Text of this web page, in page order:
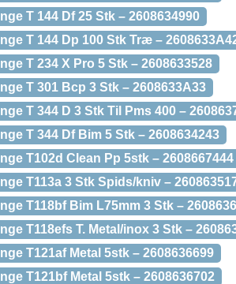
T 144 Df 25 Stk – 2608634990
T 144 Dp 100 Stk Træ –
T 234 X Pro 5 Stk – 2608633528
T 301 Bcp 3 Stk – 2608633A33
T 344 D 3 Stk Til Pms 400 –
T 344 Df Bim 5 Stk – 2608634243
T102d Clean Pp 5stk – 2608667444
T113a 3 Stk Spids/kniv –
T118bf Bim L75mm 3 Stk –
T118efs T. Metal/inox 3 Stk –
T121af Metal 5stk – 2608636699
T121bf Metal 5stk – 2608636702